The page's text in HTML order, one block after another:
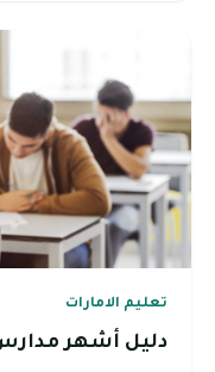
تعليم الامارات
دليل أشهر